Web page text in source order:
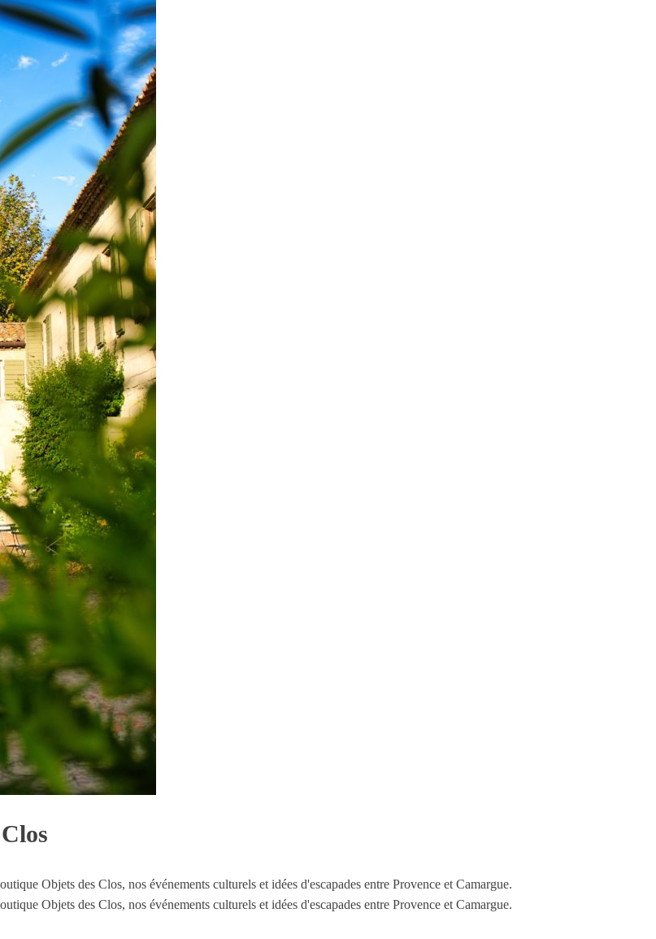
Objets des Clos, nos événements culturels et idées d'escapades entre Provence et Camargue.
Objets des Clos, nos événements culturels et idées d'escapades entre Provence et Camargue.